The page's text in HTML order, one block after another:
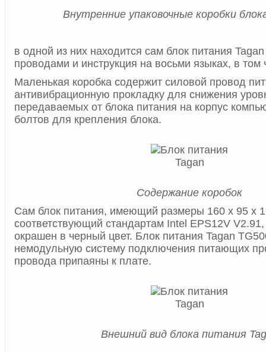
Внутренние упаковочные коробки
в одной из них находится сам блок питания
проводами и инструкция на восьми языках, в том
Маленькая коробка содержит силовой провод
антивибрационную прокладку для снижения
передаваемых от блока питания на корпус
болтов для крепления блока.
Содержание коробок
Сам блок питания, имеющий размеры 160 x 95 x
соответствующий стандартам Intel EPS12V
окрашен в черный цвет. Блок питания Tagan
немодульную систему подключения питающих
провода припаяны к плате.
Внешний вид блока питания